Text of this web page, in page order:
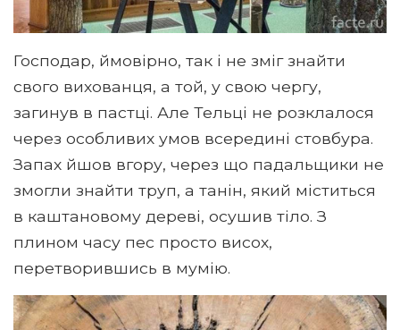
Господар, ймовірно, так і не зміг знайти
свого вихованця, а той, у свою чергу,
загинув в пастці. Але Тельці не розклалося
через особливих умов всередині стовбура.
Запах йшов вгору, через що падальщики не
змогли знайти труп, а танін, який міститься
в каштановому дереві, осушив тіло. З
плином часу пес просто висох,
перетворившись в мумію.